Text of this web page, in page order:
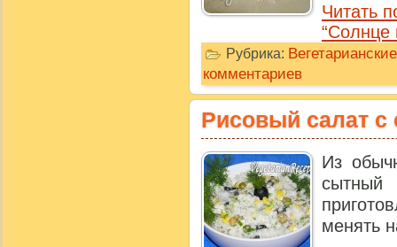
Читать
“Солнце
Рубрика:
комментариев
Рисовый салат
Из
менять